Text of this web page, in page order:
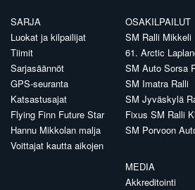
SARJA
Luokat ja kilpailijat
Tiimit
Sarjasäännöt
GPS-seuranta
Katsastusajat
Flying Finn Future Star
Hannu Mikkolan malja
Voittajat kautta aikojen
OSAKILPAILUT
SM Ralli Mikkeli
61. Arctic
SM Auto Sorsa
SM Imatra Ralli
SM Jyväskylä
Fixus SM Ralli
SM Porvoon
MEDIA
Akkreditointi